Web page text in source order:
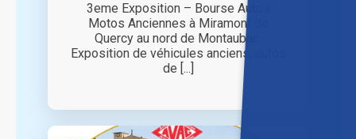
3eme Exposition – Bourse Autos
Motos Anciennes à Miramont de
Quercy au nord de Montauban.
Exposition de véhicules anciens, autos
de [...]